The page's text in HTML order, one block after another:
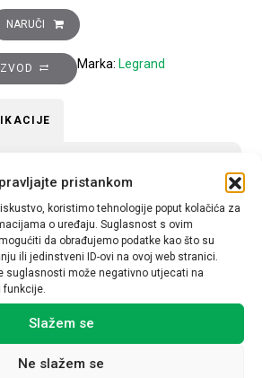
pristankom
koristimo tehnologije poput kolačića za
o uređaju. Suglasnost s ovim
da obrađujemo podatke kao što su
ili jedinstveni ID-ovi na ovoj web stranici.
suglasnosti može negativno utjecati na
Slažem se
Ne slažem se
ormar, 47U, 800x800 mm količina
NARUČI
Marka: Legrand